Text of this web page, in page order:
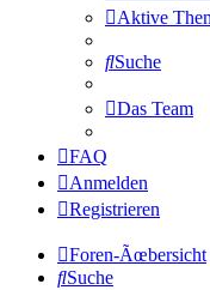
Aktive
Suche
Das Team
FAQ
Anmelden
Registrieren
Foren-Ãœbersicht
Suche